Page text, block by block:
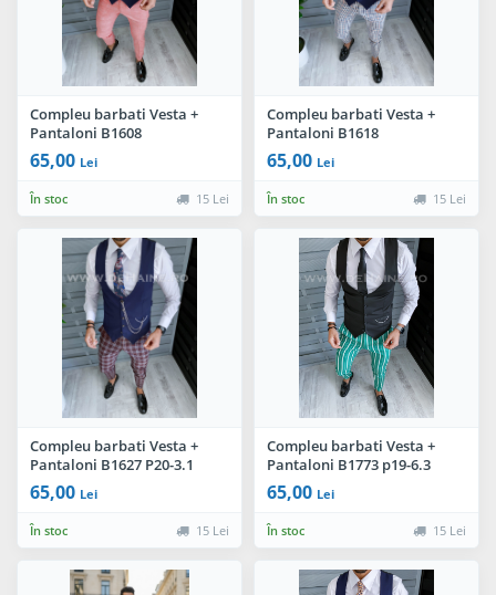
Compleu barbati Vesta +
Pantaloni B1608
65,00 Lei
În stoc 15 Lei
Compleu barbati Vesta +
Pantaloni B1618
65,00 Lei
În stoc 15 Lei
Compleu barbati Vesta +
Pantaloni B1627 P20-3.1
65,00 Lei
În stoc 15 Lei
Compleu barbati Vesta +
Pantaloni B1773 p19-6.3
65,00 Lei
În stoc 15 Lei